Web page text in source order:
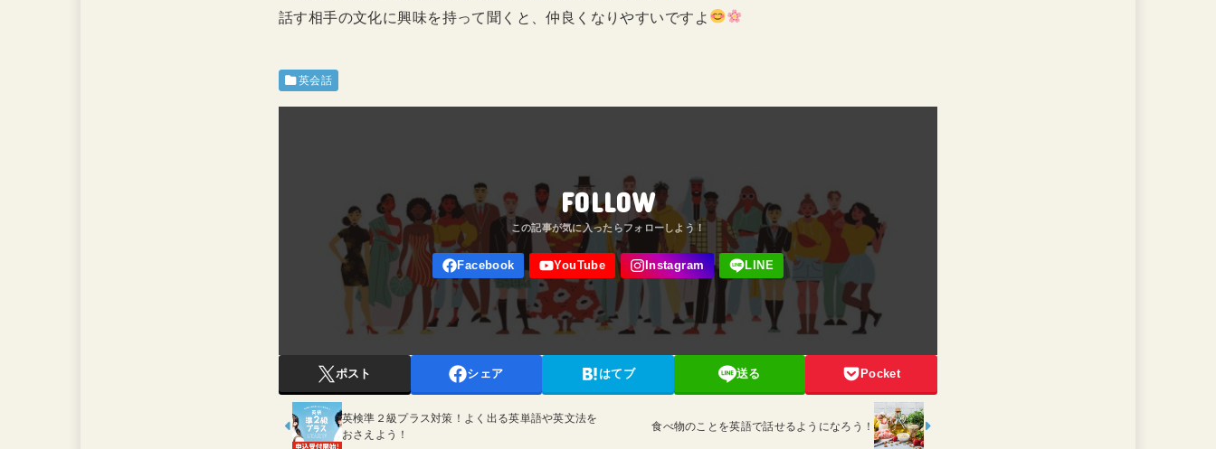
話す相手の文化に興味を持って聞くと、仲良くなりやすいですよ
英会話
FOLLOW
ポスト シェア はてブ 送る Pocket
英検準２級プラス対策！よく出る英単語や英文法を
おさえよう！
食べ物のことを英語で話せるようになろう！